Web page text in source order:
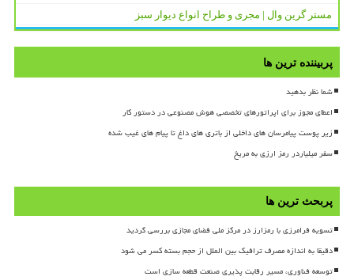
مستر گرین وال | مجری و طراح انواع دیوار سبز
پربیننده ترین ها
شما نظر بدهید
اعطای مجوز برای اپراتورهای تخصصی هوش مصنوعی در دستور کار
زیر پوست پیامرسان های داخلی از باتری های داغ تا پیام های غیب شده
سفر میلیاردر رمز ارزی به مریخ
پربحث ترین ها
تسویه فرامرزی با رمزارز در مرکز ملی فضای مجازی بررسی گردید
دقیقا به اندازه مصرف ترافیک بین الملل از حجم بسته کسر می شود
توسعه فناوری، مسیر رقابت پذیری صنعت قطعه سازی است